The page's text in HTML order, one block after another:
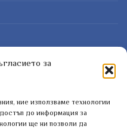
за
ние използваме технологии
до информация за
ще ни позволи да
БЮЛЕТИН